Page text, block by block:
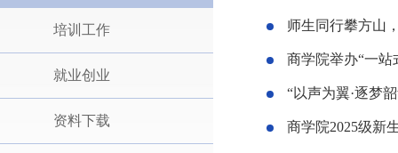
培训工作
就业创业
资料下载
师生同行攀方山
商学院举办“一
“以声为翼·逐梦
商学院2025级新